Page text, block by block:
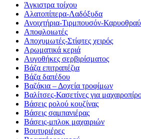
Άγκιστρα τοίχου
Αλατοπίπερα-Λαδόξυδα
Ανοιχτήρια-Τιρμπουσόν-
Αποφλοιωτές
Αποχυμωτές-Στίφτες χειρός
Αρωματικά κεριά
Αυγοθήκες σερβιρίσματος
Βάζα επιτραπέζια
Βάζα δαπέδου
Βαζάκια – Δοχεία τροφίμων
Βαλίτσες-Κασετίνες για
Βάσεις ρολού κουζίνας
Βάσεις σαμπανιέρας
Βάσεις-μπλοκ μαχαιριών
Βουτυριέρες